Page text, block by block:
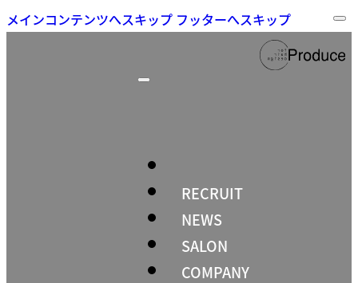
メインコンテンツへスキップ フッターへスキップ
RECRUIT
NEWS
SALON
COMPANY